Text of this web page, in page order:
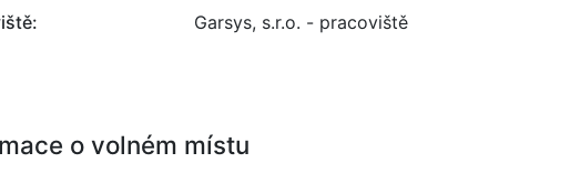
Garsys, s.r.o. - pracoviště
o volném místu